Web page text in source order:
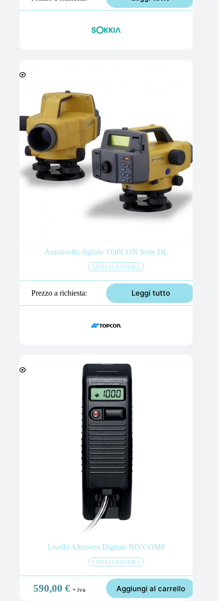
Autolivello digitale TOPCON Serie DL
LIVELLI DIGITALI
Prezzo a richiesta Leggi tutto
Livello Altimetro Digitale NIVCOMP
LIVELLI DIGITALI
590,00 € + iva Aggiungi al carrello